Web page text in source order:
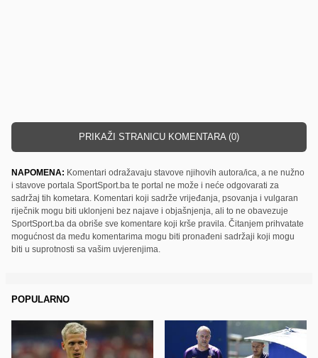
PRIKAŽI STRANICU KOMENTARA (0)
NAPOMENA: Komentari odražavaju stavove njihovih autora/ica, a ne nužno
i stavove portala SportSport.ba te portal ne može i neće odgovarati za
sadržaj tih kometara. Komentari koji sadrže vrijeđanja, psovanja i vulgaran
riječnik mogu biti uklonjeni bez najave i objašnjenja, ali to ne obavezuje
SportSport.ba da obriše sve komentare koji krše pravila. Čitanjem prihvatate
mogućnost da među komentarima mogu biti pronađeni sadržaji koji mogu
biti u suprotnosti sa vašim uvjerenjima.
POPULARNO